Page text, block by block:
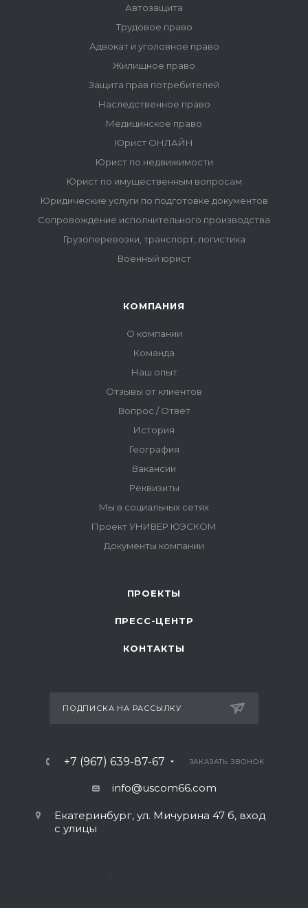
ПРОЕКТЫ
ПРЕСС-ЦЕНТР
КОНТАКТЫ
ПОДПИСКА НА РАССЫЛКУ
+7 (967) 639-87-67 ЗАКАЗАТЬ ЗВОНОК
info@uscom66.com
Екатеринбург, ул. Мичурина 47 б, вход
с улицы
>